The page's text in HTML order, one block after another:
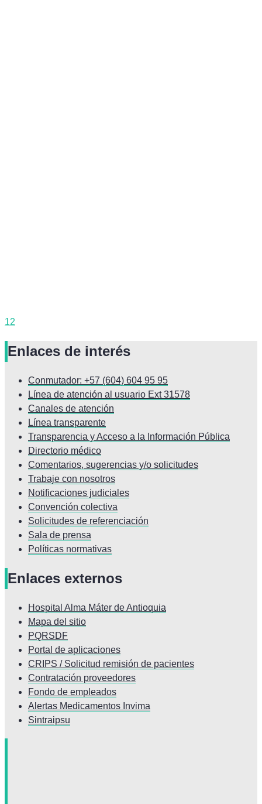
12
Enlaces de interés
Conmutador: +57 (604) 604 95 95
Línea de atención al usuario Ext 31578
Canales de atención
Línea transparente
Transparencia y Acceso a la Información Pública
Directorio médico
Comentarios, sugerencias y/o solicitudes
Trabaje con nosotros
Notificaciones judiciales
Convención colectiva
Solicitudes de referenciación
Sala de prensa
Políticas normativas
Enlaces externos
Hospital Alma Máter de Antioquia
Mapa del sitio
PQRSDF
Portal de aplicaciones
CRIPS / Solicitud remisión de pacientes
Contratación proveedores
Fondo de empleados
Alertas Medicamentos Invima
Sintraipsu